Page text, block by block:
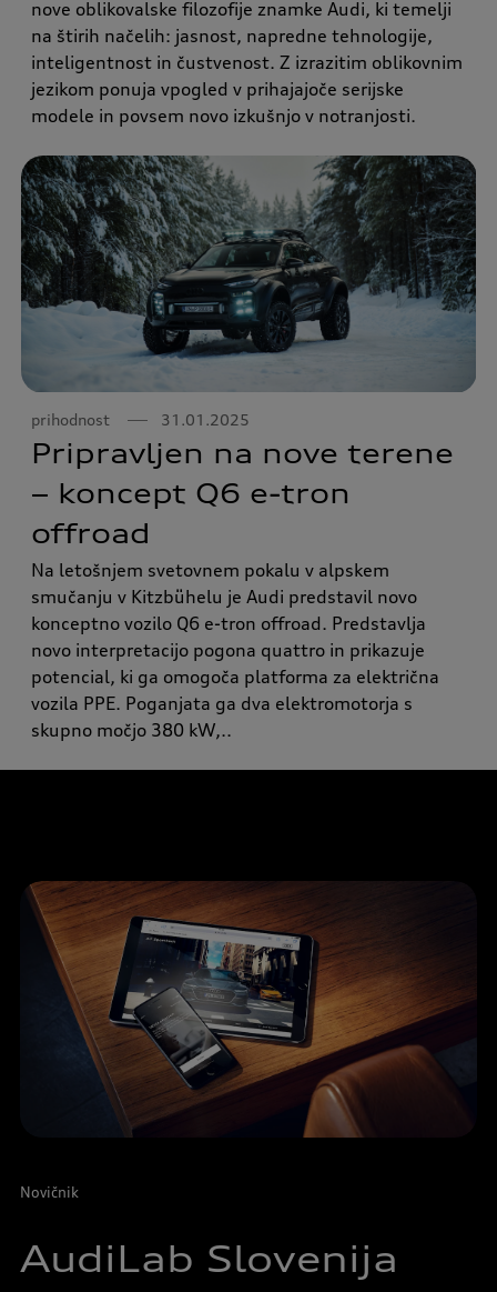
nove oblikovalske filozofije znamke Audi, ki temelji
na štirih načelih: jasnost, napredne tehnologije,
inteligentnost in čustvenost. Z izrazitim oblikovnim
jezikom ponuja vpogled v prihajajoče serijske
modele in povsem novo izkušnjo v notranjosti.
prihodnost 31.01.2025
Pripravljen na nove terene
– koncept Q6 e-tron
offroad
Na letošnjem svetovnem pokalu v alpskem
smučanju v Kitzbühelu je Audi predstavil novo
konceptno vozilo Q6 e-tron offroad. Predstavlja
novo interpretacijo pogona quattro in prikazuje
potencial, ki ga omogoča platforma za električna
vozila PPE. Poganjata ga dva elektromotorja s
skupno močjo 380 kW,..
Novičnik
AudiLab Slovenija